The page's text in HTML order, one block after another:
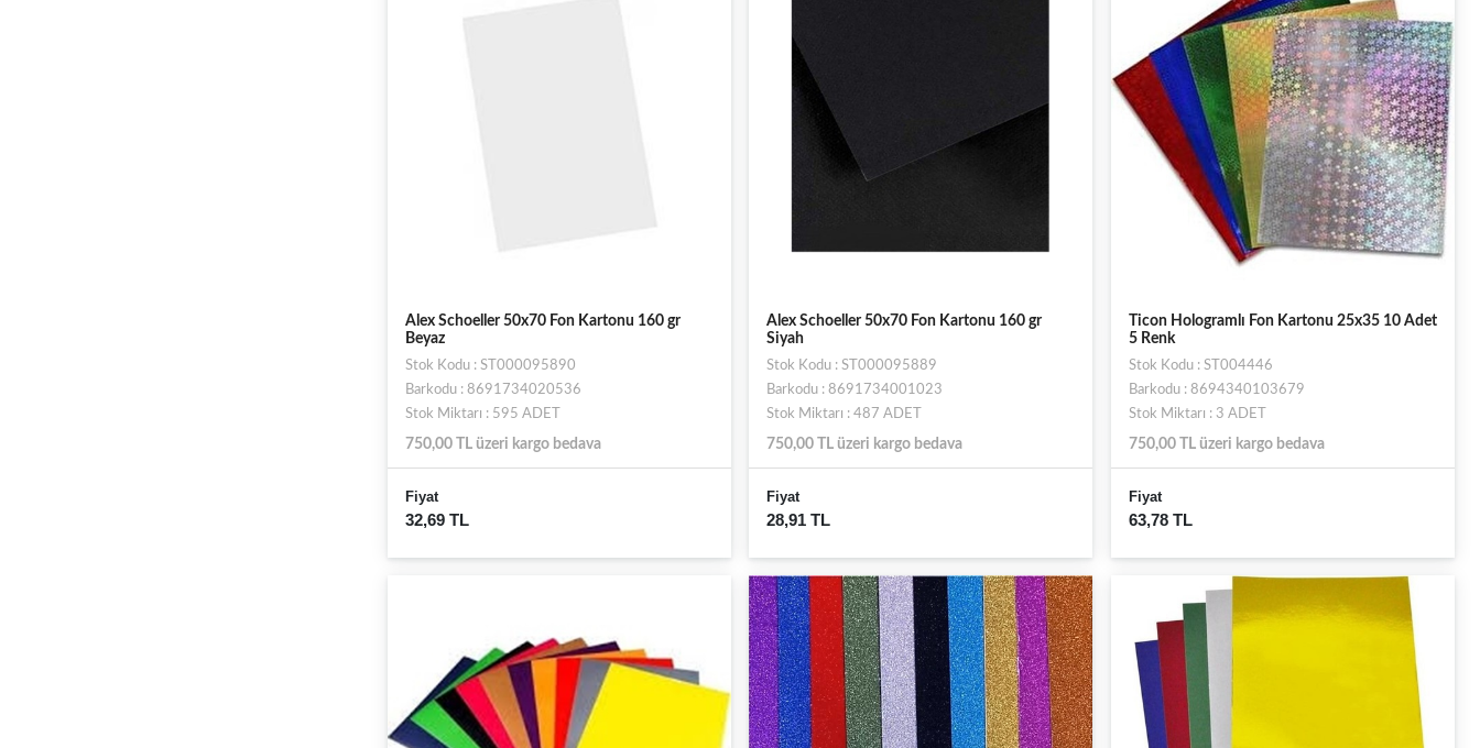
Alex Schoeller 50x70 Fon Kartonu 160 gr
Beyaz
Stok Kodu : ST000095890
Barkodu : 8691734020536
Stok Miktarı : 595 ADET
750,00 TL üzeri kargo bedava
Fiyat
32,69 TL
Alex Schoeller 50x70 Fon Kartonu 160 gr
Siyah
Stok Kodu : ST000095889
Barkodu : 8691734001023
Stok Miktarı : 487 ADET
750,00 TL üzeri kargo bedava
Fiyat
28,91 TL
Ticon Hologramlı Fon Kartonu 25x35 10 Adet
5 Renk
Stok Kodu : ST004446
Barkodu : 8694340103679
Stok Miktarı : 3 ADET
750,00 TL üzeri kargo bedava
Fiyat
63,78 TL